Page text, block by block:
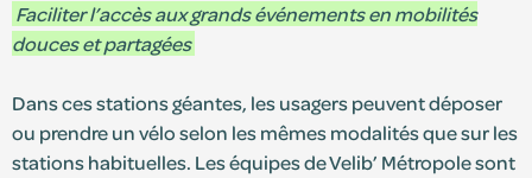
Faciliter l’accès aux grands événements en mobilités
douces et partagées
Dans ces stations géantes, les usagers peuvent déposer
ou prendre un vélo selon les mêmes modalités que sur les
stations habituelles. Les équipes de Velib’ Métropole sont